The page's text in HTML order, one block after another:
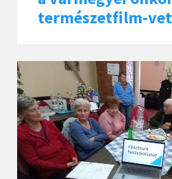
természetfilm-